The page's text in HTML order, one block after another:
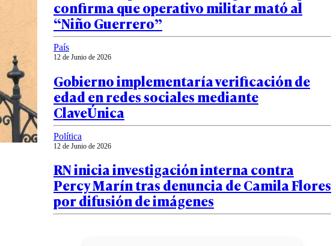
confirma que operativo militar mató al
“Niño Guerrero”
País
12 de Junio de 2026
Gobierno implementaría verificación de
edad en redes sociales mediante
ClaveÚnica
Política
12 de Junio de 2026
RN inicia investigación interna contra
Percy Marín tras denuncia de Camila Flores
por difusión de imágenes